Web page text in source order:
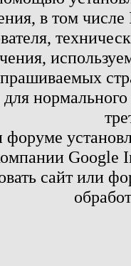
в том
форуме
сайт или